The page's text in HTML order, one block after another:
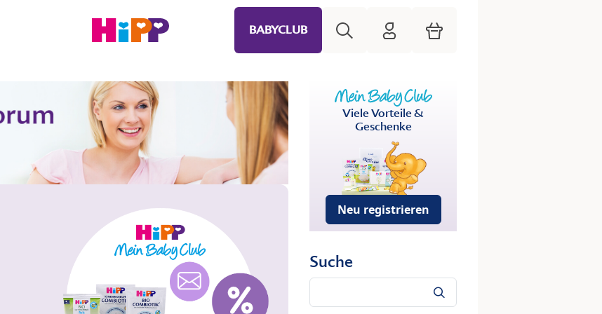
BABYCLUB HiPP Mein Babyclub
Warenkorb
Viele Vorteile &
Geschenke
Neu registrieren
Suche